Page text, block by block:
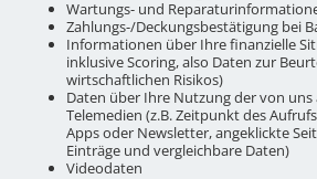
Wartungs- und
Zahlungs-/Deckungsbestätigung bei
Informationen über Ihre finanzielle
inklusive Scoring, also Daten zur
wirtschaftlichen Risikos)
Daten über Ihre Nutzung der von
Telemedien (z.B. Zeitpunkt des
Apps oder Newsletter, angeklickte
Einträge und vergleichbare Daten)
Videodaten